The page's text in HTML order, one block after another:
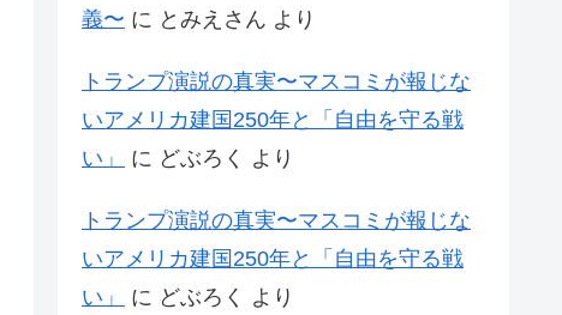
義〜 に とみえさん より
トランプ演説の真実〜マスコミが報じな
いアメリカ建国250年と「自由を守る戦
い」
に どぶろく より
トランプ演説の真実〜マスコミが報じな
いアメリカ建国250年と「自由を守る戦
い」
に どぶろく より